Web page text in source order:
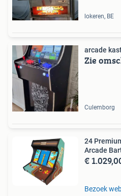
lokeren, BE
arcade
Zie
Culemborg
24
Arcade
€
Bezoek